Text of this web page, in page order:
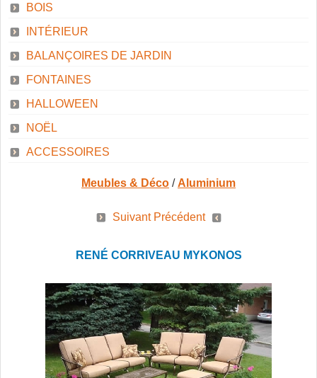
ABRIS ET GAZÉBOS
BOIS
INTÉRIEUR
BALANÇOIRES DE JARDIN
FONTAINES
HALLOWEEN
NOËL
ACCESSOIRES
Meubles & Déco / Aluminium
Suivant Précédent
RENÉ CORRIVEAU MYKONOS